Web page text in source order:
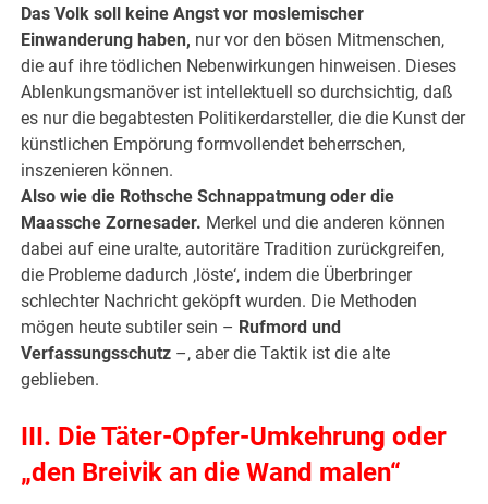
Das Volk soll keine Angst vor moslemischer
Einwanderung haben, nur vor den bösen Mitmenschen,
die auf ihre tödlichen Nebenwirkungen hinweisen. Dieses
Ablenkungsmanöver ist intellektuell so durchsichtig, daß
es nur die begabtesten Politikerdarsteller, die die Kunst der
künstlichen Empörung formvollendet beherrschen,
inszenieren können.
Also wie die Rothsche Schnappatmung oder die
Maassche Zornesader. Merkel und die anderen können
dabei auf eine uralte, autoritäre Tradition zurückgreifen,
die Probleme dadurch ‚löste‘, indem die Überbringer
schlechter Nachricht geköpft wurden. Die Methoden
mögen heute subtiler sein – Rufmord und
Verfassungsschutz –, aber die Taktik ist die alte
geblieben.
III. Die Täter-Opfer-Umkehrung oder
„den Breivik an die Wand malen“